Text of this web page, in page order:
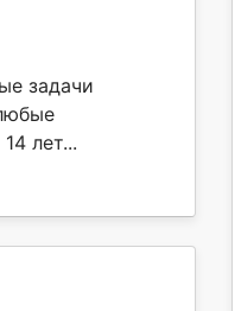
задачи
лет...